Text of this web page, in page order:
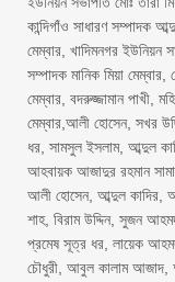
কান্দিগাঁও সাধারণ সম্পাদক
মেম্বার, খাদিমনগর ইউনিয়ন
সম্পাদক মানিক মিয়া মেম্বার,
মেম্বার, বদরুজ্জামান পাখী,
মেম্বার,আলী হোসেন, সখর
ধর, সামসুল ইসলাম, আব্দুল
আহবায়ক আজাদুর রহমান
আলী হোসেন, আব্দুল কাদির,
শাহ, বিরাম উদ্দিন, সুজন
প্রমেষ সূত্র ধর, লায়েক
চৌধুরী, আবুল কালাম আজাদ,